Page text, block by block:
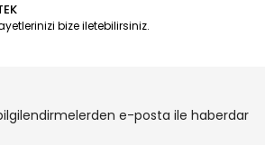
bize iletebilirsiniz.
e-posta ile haberdar